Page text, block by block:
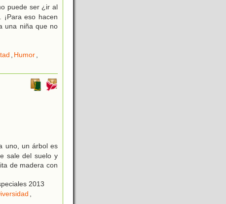
puede ser ¿ir al
eso hacen
una niña que no
, Humor,
uno, un árbol es
sale del suelo y
de madera con
2013
,